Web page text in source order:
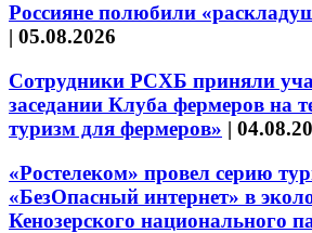
Россияне полюбили
| 05.08.2026
Сотрудники РСХБ приняли
заседании Клуба фермеров на
туризм для фермеров» |
«Ростелеком» провел серию
«БезОпасный интернет» в
Кенозерского национального